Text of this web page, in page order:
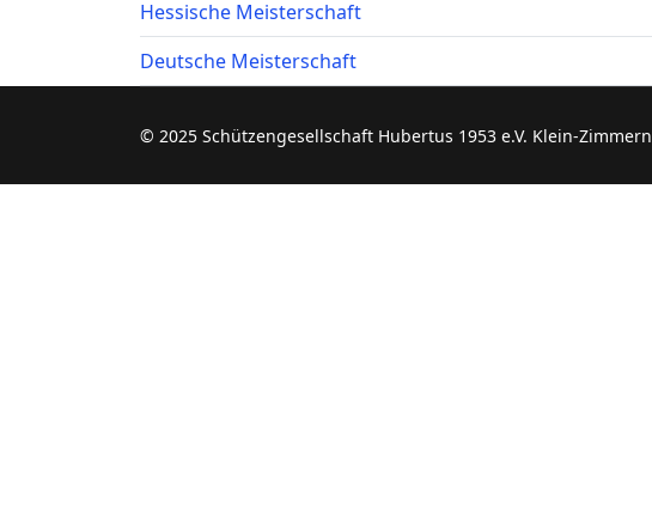
Hessische Meisterschaft
Deutsche Meisterschaft
© 2025 Schützengesellschaft Hubertus 1953 e.V. Klein-Zimmern